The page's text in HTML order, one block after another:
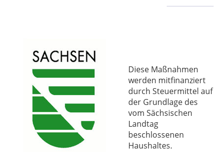
Diese Maßnahmen
werden mitfinanziert
durch Steuermittel auf
der Grundlage des
vom Sächsischen
Landtag
beschlossenen
Haushaltes.